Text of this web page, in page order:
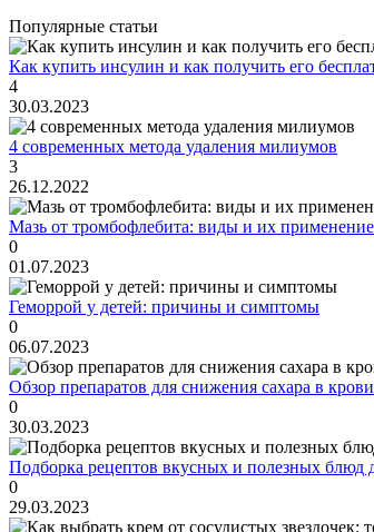
Популярные статьи
Как купить инсулин и как получить его
4
30.03.2023
4 современных метода удаления милиумов
3
26.12.2022
Мазь от тромбофлебита: виды и их применение
0
01.07.2023
Геморрой у детей: причины и симптомы
0
06.07.2023
Обзор препаратов для снижения сахара в крови
0
30.03.2023
Подборка рецептов вкусных и полезных блюд
0
29.03.2023